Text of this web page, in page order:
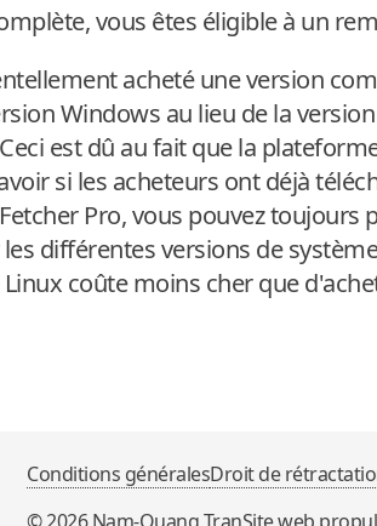
vous êtes éligible à un
acheté une version
Windows au lieu de la
est dû au fait que la
si les acheteurs ont déjà
Pro, vous pouvez
différentes versions de
coûte moins cher que
Conditions généralesDroit de